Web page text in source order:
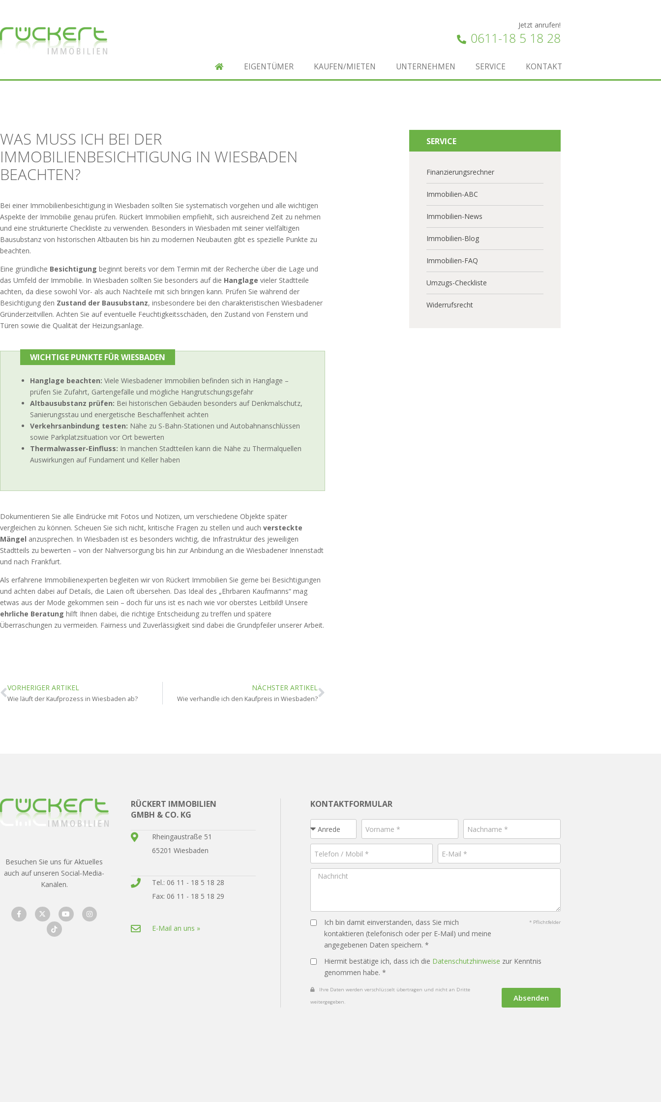
Jetzt anrufen!
0611-18 5 18 28
EIGENTÜMER KAUFEN/MIETEN UNTERNEHMEN SERVICE KONTAKT
WAS MUSS ICH BEI DER
IMMOBILIENBESICHTIGUNG IN WIESBADEN
BEACHTEN?
Bei einer Immobilienbesichtigung in Wiesbaden sollten Sie systematisch vorgehen und alle wichtigen
Aspekte der Immobilie genau prüfen. Rückert Immobilien empfiehlt, sich ausreichend Zeit zu nehmen
und eine strukturierte Checkliste zu verwenden. Besonders in Wiesbaden mit seiner vielfältigen
Bausubstanz von historischen Altbauten bis hin zu modernen Neubauten gibt es spezielle Punkte zu
beachten.
Eine gründliche Besichtigung beginnt bereits vor dem Termin mit der Recherche über die Lage und
das Umfeld der Immobilie. In Wiesbaden sollten Sie besonders auf die Hanglage vieler Stadtteile
achten, da diese sowohl Vor- als auch Nachteile mit sich bringen kann. Prüfen Sie während der
Besichtigung den Zustand der Bausubstanz, insbesondere bei den charakteristischen Wiesbadener
Gründerzeitvillen. Achten Sie auf eventuelle Feuchtigkeitsschäden, den Zustand von Fenstern und
Türen sowie die Qualität der Heizungsanlage.
WICHTIGE PUNKTE FÜR WIESBADEN
Hanglage beachten: Viele Wiesbadener Immobilien befinden sich in Hanglage –
prüfen Sie Zufahrt, Gartengefälle und mögliche Hangrutschungsgefahr
Altbausubstanz prüfen: Bei historischen Gebäuden besonders auf Denkmalschutz,
Sanierungsstau und energetische Beschaffenheit achten
Verkehrsanbindung testen: Nähe zu S-Bahn-Stationen und Autobahnanschlüssen
sowie Parkplatzsituation vor Ort bewerten
Thermalwasser-Einfluss: In manchen Stadtteilen kann die Nähe zu Thermalquellen
Auswirkungen auf Fundament und Keller haben
Dokumentieren Sie alle Eindrücke mit Fotos und Notizen, um verschiedene Objekte später
vergleichen zu können. Scheuen Sie sich nicht, kritische Fragen zu stellen und auch versteckte
Mängel anzusprechen. In Wiesbaden ist es besonders wichtig, die Infrastruktur des jeweiligen
Stadtteils zu bewerten – von der Nahversorgung bis hin zur Anbindung an die Wiesbadener Innenstadt
und nach Frankfurt.
Als erfahrene Immobilienexperten begleiten wir von Rückert Immobilien Sie gerne bei Besichtigungen
und achten dabei auf Details, die Laien oft übersehen. Das Ideal des „Ehrbaren Kaufmanns“ mag
etwas aus der Mode gekommen sein – doch für uns ist es nach wie vor oberstes Leitbild! Unsere
ehrliche Beratung hilft Ihnen dabei, die richtige Entscheidung zu treffen und spätere
Überraschungen zu vermeiden. Fairness und Zuverlässigkeit sind dabei die Grundpfeiler unserer Arbeit.
VORHERIGER ARTIKEL
Wie läuft der Kaufprozess in Wiesbaden ab?
NÄCHSTER ARTIKEL
Wie verhandle ich den Kaufpreis in Wiesbaden?
SERVICE
Finanzierungsrechner
Immobilien-ABC
Immobilien-News
Immobilien-Blog
Immobilien-FAQ
Umzugs-Checkliste
Widerrufsrecht
Besuchen Sie uns für Aktuelles
auch auf unseren Social-Media-
Kanälen.
RÜCKERT IMMOBILIEN
GMBH & CO. KG
Rheingaustraße 51
65201 Wiesbaden
Tel.: 06 11 - 18 5 18 28
Fax: 06 11 - 18 5 18 29
E-Mail an uns »
KONTAKTFORMULAR
Ich bin damit einverstanden, dass Sie mich
kontaktieren (telefonisch oder per E-Mail) und meine
angegebenen Daten speichern. *
* Pflichtfelder
Hiermit bestätige ich, dass ich die Datenschutzhinweise zur Kenntnis
genommen habe. *
Ihre Daten werden verschlüsselt übertragen und nicht an Dritte
weitergegeben.
Absenden